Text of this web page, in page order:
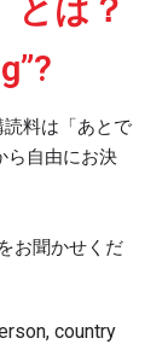
とは？
料は 「あとで
ら 自由にお決
お聞かせくだ
country